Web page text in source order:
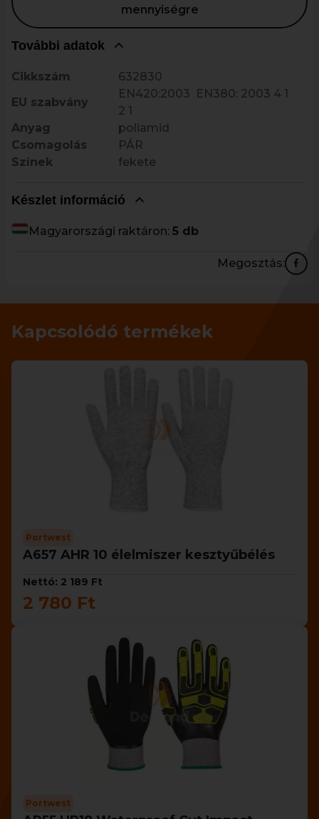
mennyiségre
További adatok
Cikkszám
632830
EU szabvány
EN420:2003 EN380: 2003 4 1
2 1
Anyag
poliamid
Csomagolás
PÁR
Színek
fekete
Készlet információ
Magyarországi raktáron: 5 db
Megosztás:
Kapcsolódó termékek
Portwest
A657 AHR 10 élelmiszer kesztyűbélés
Nettó: 2 189 Ft
2 780 Ft
Portwest